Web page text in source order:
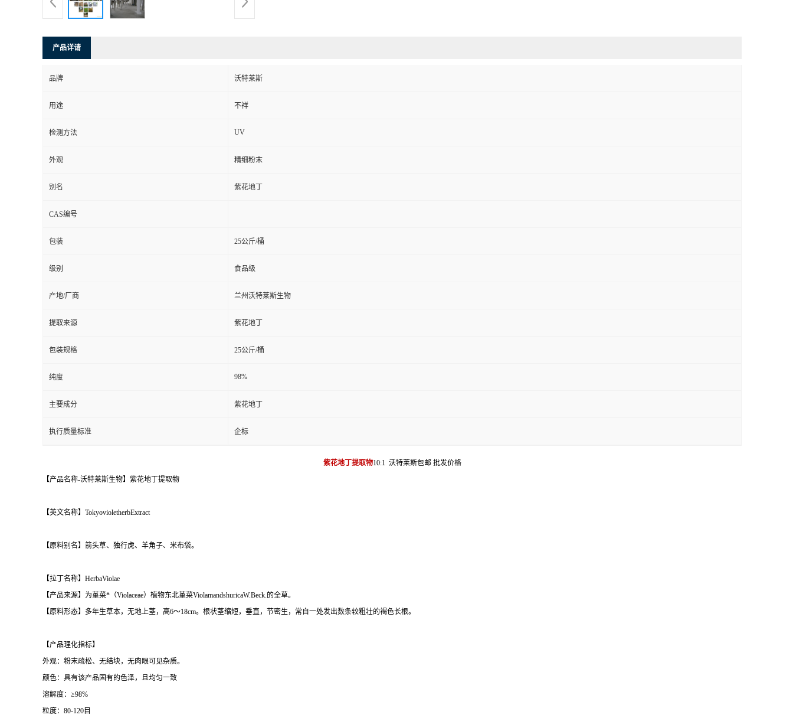
产品详请
品牌 沃特莱斯
用途 不祥
检测方法 UV
外观 精细粉末
别名 紫花地丁
CAS编号
包装 25公斤/桶
级别 食品级
产地/厂商 兰州沃特莱斯生物
提取来源 紫花地丁
包装规格 25公斤/桶
纯度 98%
主要成分 紫花地丁
执行质量标准 企标
紫花地丁提取物10:1 沃特莱斯包邮 批发价格
【产品名称-沃特莱斯生物】紫花地丁提取物
【英文名称】TokyovioletherbExtract
【原料别名】箭头草、独行虎、羊角子、米布袋。
【拉丁名称】HerbaViolae
【产品来源】为堇菜*（Violaceae）植物东北堇菜ViolamandshuricaW.Beck.的全草。
【原料形态】多年生草本，无地上茎，高6～18cm。根状茎缩短，垂直，节密生，常自一处发出数条较粗壮的褐色长根。
【产品理化指标】
外观：粉末疏松、无结块，无肉眼可见杂质。
颜色：具有该产品固有的色泽，且均匀一致
溶解度：≥98%
粒度：80-120目